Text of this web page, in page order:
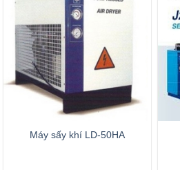
Máy sấy khí LD-50HA